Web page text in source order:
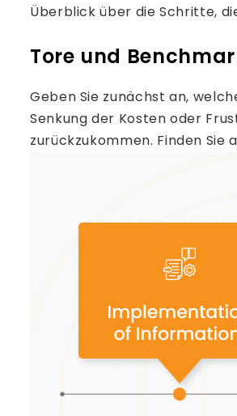
Überblick über die Schritte,
Tore und
Geben Sie zunächst an,
Senkung der Kosten oder
zurückzukommen. Finden